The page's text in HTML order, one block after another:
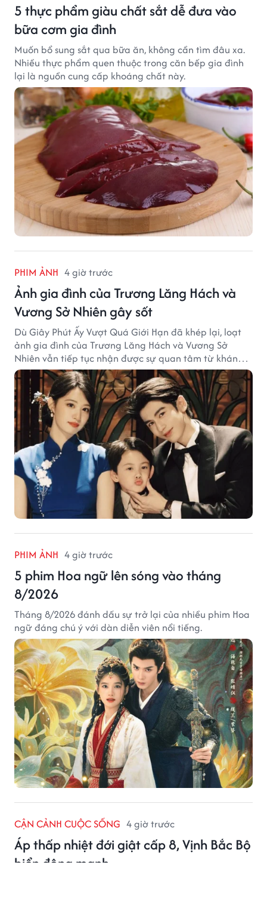
5 thực phẩm giàu chất sắt dễ đưa vào
bữa cơm gia đình
Muốn bổ sung sắt qua bữa ăn, không cần tìm đâu xa.
Nhiều thực phẩm quen thuộc trong căn bếp gia đình
lại là nguồn cung cấp khoáng chất này.
PHIM ẢNH 4 giờ trước
Ảnh gia đình của Trương Lăng Hách và
Vương Sở Nhiên gây sốt
Dù Giây Phút Ấy Vượt Quá Giới Hạn đã khép lại, loạt
ảnh gia đình của Trương Lăng Hách và Vương Sở
Nhiên vẫn tiếp tục nhận được sự quan tâm từ khán
giả.
PHIM ẢNH 4 giờ trước
5 phim Hoa ngữ lên sóng vào tháng
8/2026
Tháng 8/2026 đánh dấu sự trở lại của nhiều phim Hoa
ngữ đáng chú ý với dàn diễn viên nổi tiếng.
CẬN CẢNH CUỘC SỐNG 4 giờ trước
Áp thấp nhiệt đới giật cấp 8, Vịnh Bắc Bộ
biển động mạnh